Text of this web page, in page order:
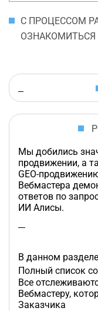
С ПРОЦЕССОМ
ОЗНАКОМИТЬСЯ
Мы добились
продвижении, а
GEO-
Вебмастера
ответов по
ИИ Алисы.
В данном
Полный список
Все
Вебмастеру,
Заказчика